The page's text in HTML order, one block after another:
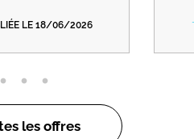
LE 18/06/2026
les offres